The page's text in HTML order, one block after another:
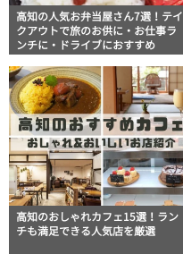
高知の人気お弁当屋さん7選！テイ
クアウトで旅のお供に・お仕事ラ
ンチに・ドライブにおすすめ
高知のおしゃれカフェ15選！ラン
チも満足できる人気店を厳選